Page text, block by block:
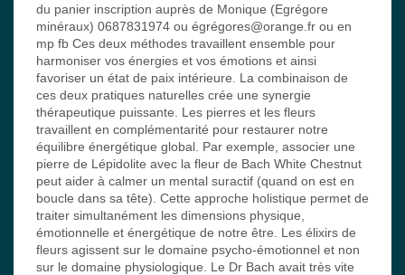
du panier inscription auprès de Monique (Egrégore
minéraux) 0687831974 ou égrégores@orange.fr ou en
mp fb Ces deux méthodes travaillent ensemble pour
harmoniser vos énergies et vos émotions et ainsi
favoriser un état de paix intérieure. La combinaison de
ces deux pratiques naturelles crée une synergie
thérapeutique puissante. Les pierres et les fleurs
travaillent en complémentarité pour restaurer notre
équilibre énergétique global. Par exemple, associer une
pierre de Lépidolite avec la fleur de Bach White Chestnut
peut aider à calmer un mental suractif (quand on est en
boucle dans sa tête). Cette approche holistique permet de
traiter simultanément les dimensions physique,
émotionnelle et énergétique de notre être. Les élixirs de
fleurs agissent sur le domaine psycho-émotionnel et non
sur le domaine physiologique. Le Dr Bach avait très vite